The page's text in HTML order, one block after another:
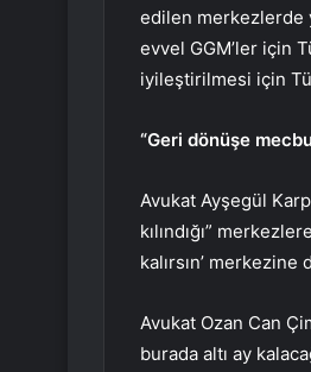
edilen merkezlerde
evvel GGM’ler için
iyileştirilmesi için
“Geri dönüşe
Avukat Ayşegül
kılındığı”
kalırsın’ merkezine
Avukat Ozan Can
burada altı ay